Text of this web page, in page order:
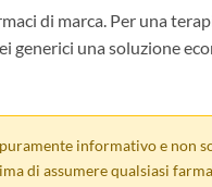
di marca. Per una
generici una soluzione
informativo e non
di assumere qualsiasi